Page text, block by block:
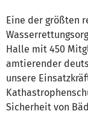
Eine der größten
Halle mit 450
amtierender
unsere
Sicherheit von